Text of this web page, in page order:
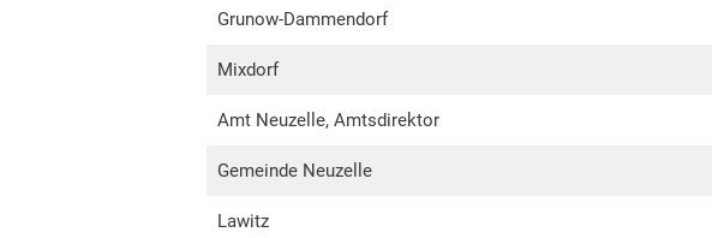
Grunow-Dammendorf
Mixdorf
Amt Neuzelle, Amtsdirektor
Gemeinde Neuzelle
Lawitz